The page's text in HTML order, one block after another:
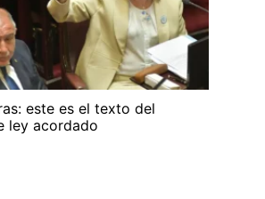
este es el texto del
ley acordado